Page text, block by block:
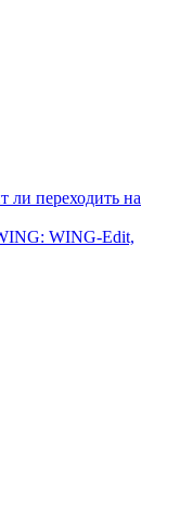
ли переходить на
WING-Edit,